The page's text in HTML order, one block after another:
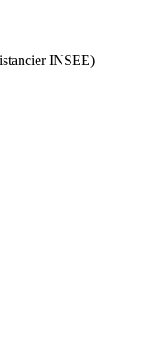
INSEE)